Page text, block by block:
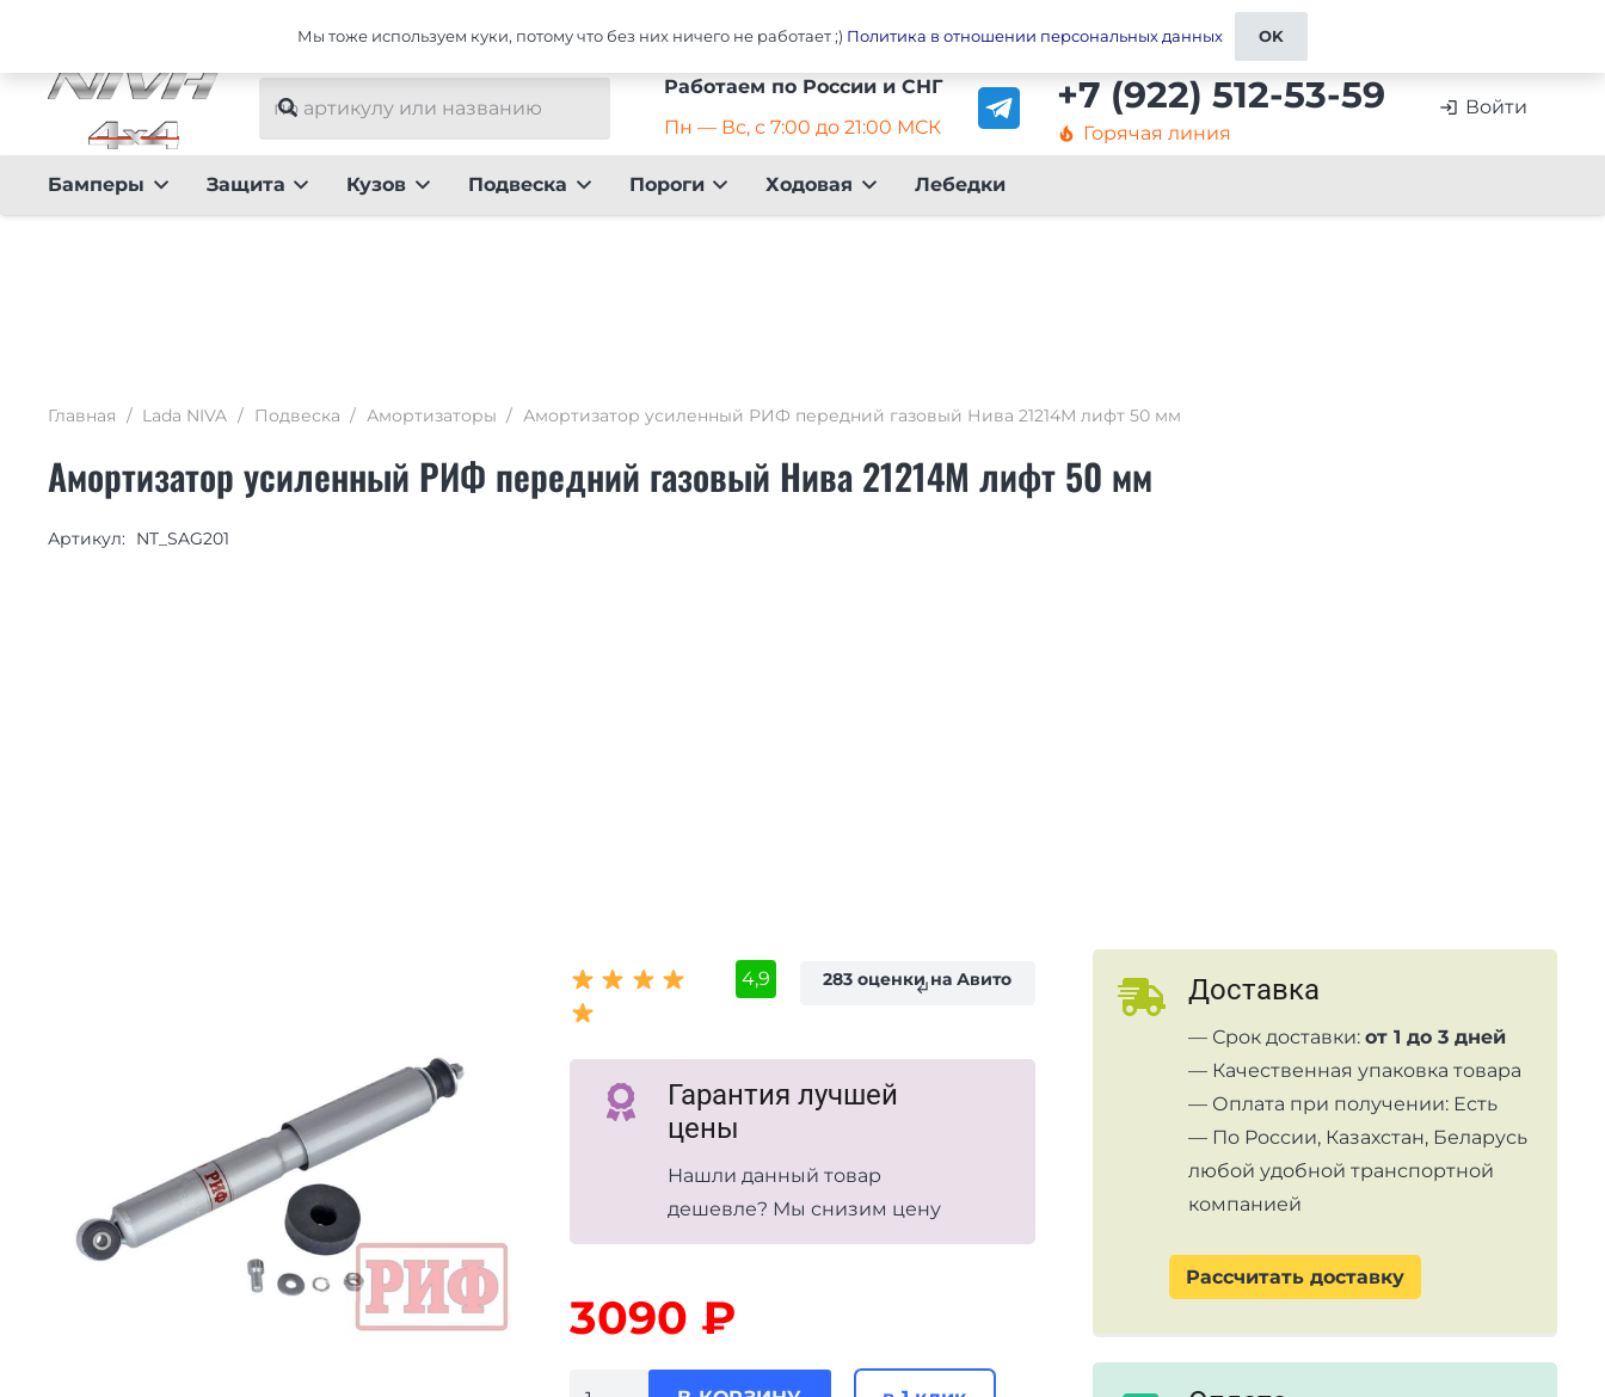
Интернет-магазин тюнинга для Lada NIVA Главная Оплата Доставка Контакты и реквизиты
Работаем по России и СНГ
Пн — Вс, с 7:00 до 21:00 МСК
+7 (922) 512-53-59
local_fire_department Горячая линия
login Войти
Бамперы Защита Кузов Подвеска Пороги Ходовая Лебедки
Главная / Lada NIVA / Подвеска / Амортизаторы / Амортизатор усиленный РИФ передний газовый Нива 21214М лифт 50 мм
Амортизатор усиленный РИФ передний газовый Нива 21214М лифт 50 мм
Артикул: NT_SAG201
4,9 283 оценки на Авито
subdirectory_arrow_left
Гарантия лучшей
цены
Нашли данный товар
дешевле? Мы снизим цену
3090 ₽
Доставка
— Срок доставки:от 1 до 3 дней
— Качественная упаковка товара
— Оплата при получении: Есть
— По России, Казахстан, Беларусь
любой удобной транспортной
компанией
Рассчитать доставку
Мы тоже используем куки, потому что без них ничего не работает ;) Политика в отношении персональных данных OK